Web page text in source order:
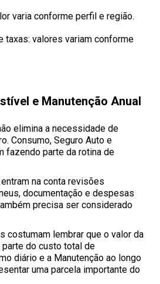
varia conforme perfil e região.
taxas: valores variam conforme
e Manutenção Anual
elimina a necessidade de
Consumo, Seguro Auto e
fazendo parte da rotina de
na conta revisões
documentação e despesas
precisa ser considerado
costumam lembrar que o valor da
parte do custo total de
diário e a Manutenção ao longo
uma parcela importante do